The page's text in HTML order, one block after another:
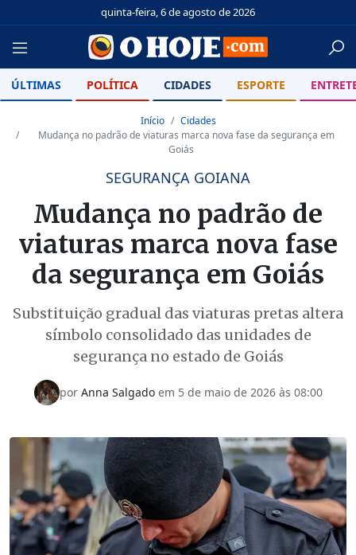
quinta-feira, 6 de agosto de 2026
ÚLTIMAS POLÍTICA CIDADES ESPORTE
Início
Cidades
Mudança no padrão de viaturas marca nova fase da segurança em
Goiás
SEGURANÇA GOIANA
Mudança no padrão de
viaturas marca nova fase
da segurança em Goiás
Substituição gradual das viaturas pretas altera
símbolo consolidado das unidades de
segurança no estado de Goiás
por Anna Salgadoem 5 de maio de 2026 às 08:00